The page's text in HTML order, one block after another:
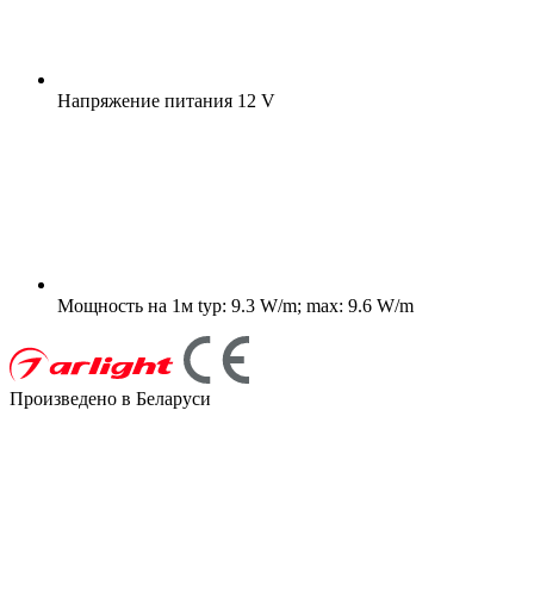
Напряжение питания 12 V
Мощность на 1м typ: 9.3 W/m; max: 9.6 W/m
Произведено в Беларуси